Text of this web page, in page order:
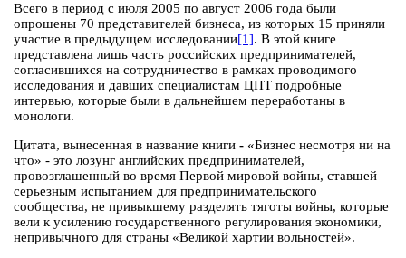
Всего в период с июля 2005 по август 2006 года были
опрошены 70 представителей бизнеса, из которых 15 приняли
участие в предыдущем исследовании[1]. В этой книге
представлена лишь часть российских предпринимателей,
согласившихся на сотрудничество в рамках проводимого
исследования и давших специалистам ЦПТ подробные
интервью, которые были в дальнейшем переработаны в
монологи.
Цитата, вынесенная в название книги - «Бизнес несмотря ни на
что» - это лозунг английских предпринимателей,
провозглашенный во время Первой мировой войны, ставшей
серьезным испытанием для предпринимательского
сообщества, не привыкшему разделять тяготы войны, которые
вели к усилению государственного регулирования экономики,
непривычного для страны «Великой хартии вольностей».